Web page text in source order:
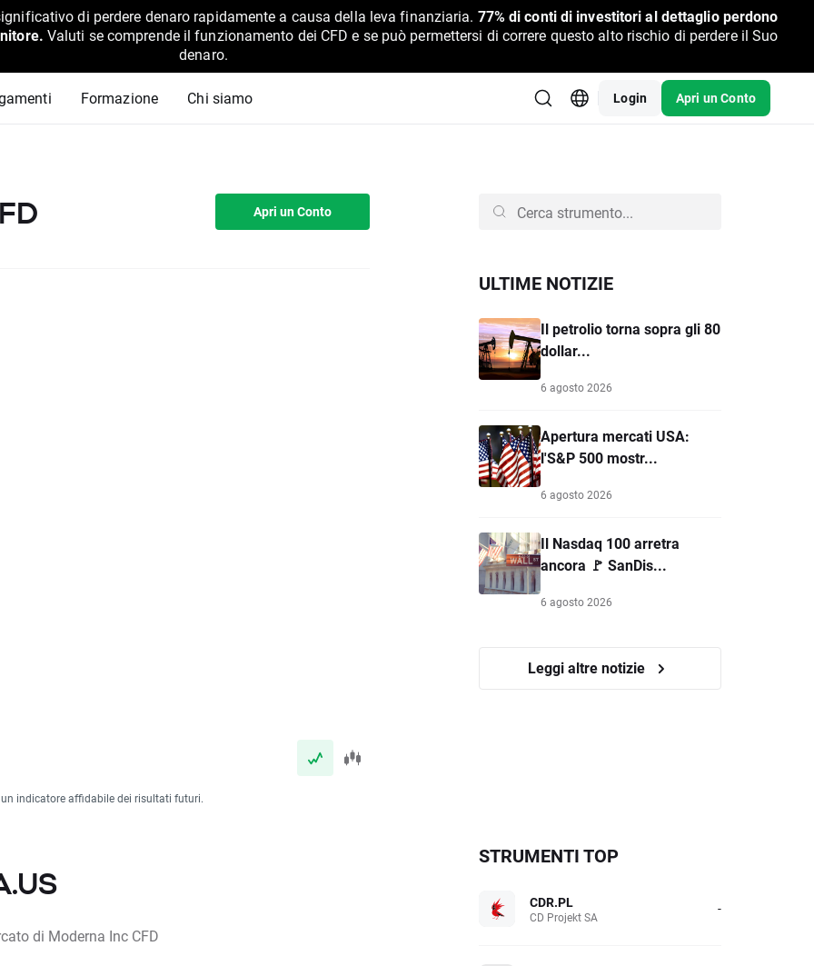
di perdere denaro rapidamente a causa della leva finanziaria. 77% di conti di investitori al dettaglio perdono
Valuti se comprende il funzionamento dei CFD e se può permettersi di correre questo alto rischio di perdere il Suo
denaro.
Formazione Chi siamo Login Apri un Conto
Apri un Conto
indicatore affidabile dei risultati futuri.
ULTIME NOTIZIE
Il petrolio torna sopra gli 80
dollar...
6 agosto 2026
Apertura mercati USA:
l'S&P 500 mostr...
6 agosto 2026
Il Nasdaq 100 arretra
ancora 🚩 SanDis...
6 agosto 2026
Leggi altre notizie
di Moderna Inc CFD
STRUMENTI TOP
CDR.PL
CD Projekt SA -